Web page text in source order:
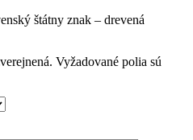
štátny znak – drevená
Vyžadované polia sú